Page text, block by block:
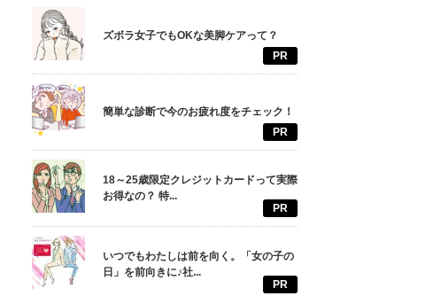
ズボラ女子でもOKな美脚ケアって？
PR
簡単な診断で今のお疲れ度をチェック！
PR
18～25歳限定クレジットカードって実際
お得なの？ 特...
PR
いつでもわたしは前を向く。「女の子の
日」を前向きに♪社...
PR